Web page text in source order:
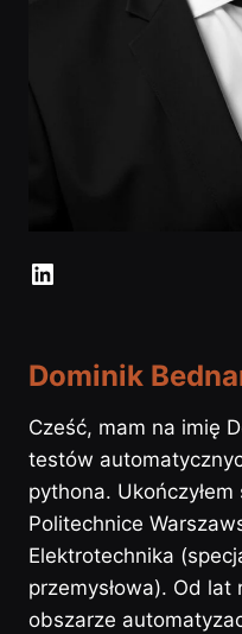
LinkedIn
Dominik
Cześć, mam na imię
testów
pythona.
Politechnice
Elektrotechnika
przemysłowa). Od
obszarze